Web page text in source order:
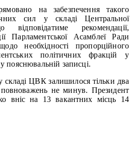
на забезпечення такого
сил у складі Центральної
рекомендації,
Парламентської Асамблеї Ради
необхідності пропорційного
політичних фракцій у
пояснювальній записці.
ЦВК залишилося тільки два
не минув. Президент
вніс на 13 вакантних місць 14